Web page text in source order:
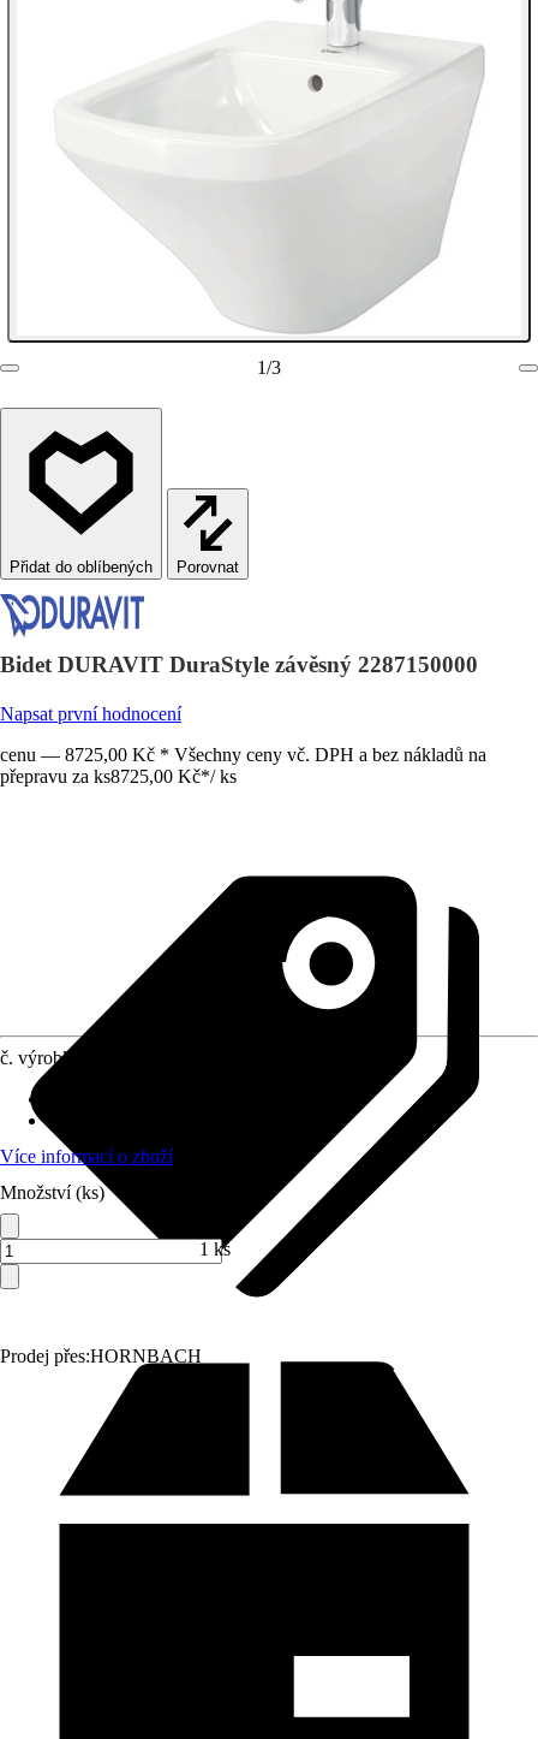
1/3
Porovnat
Bidet DURAVIT DuraStyle závěsný 2287150000
Napsat první hodnocení
cenu — 8725,00 Kč * Všechny ceny vč. DPH a bez nákladů na
přepravu za ks8725,00 Kč*/ ks
Prodej přes:HORNBACH
č. výrobku
Více informací o zboží
Množství (ks)
1 ks